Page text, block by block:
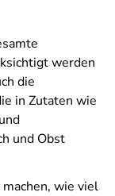
werden
die
in Zutaten wie
und Obst
wie viel